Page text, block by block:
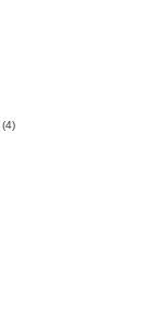
(4)